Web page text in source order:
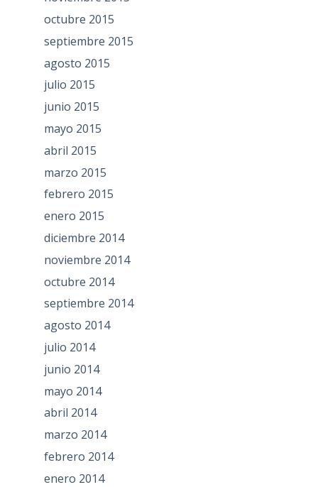
octubre 2015
septiembre 2015
agosto 2015
julio 2015
junio 2015
mayo 2015
abril 2015
marzo 2015
febrero 2015
enero 2015
diciembre 2014
noviembre 2014
octubre 2014
septiembre 2014
agosto 2014
julio 2014
junio 2014
mayo 2014
abril 2014
marzo 2014
febrero 2014
enero 2014